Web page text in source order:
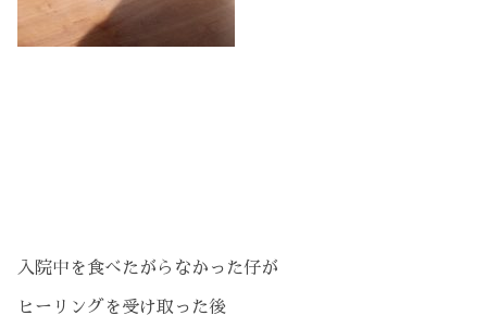
入院中を食べたがらなかった仔が
ヒーリングを受け取った後